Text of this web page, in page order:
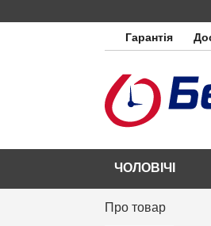
Гарантія
ЧОЛОВІЧІ
Про товар